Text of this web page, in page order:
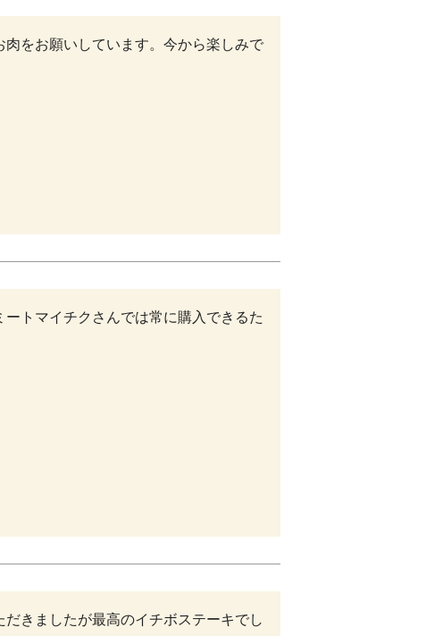
をお願いしています。今から楽しみで
トマイチクさんでは常に購入できるた
きましたが最高のイチボステーキでし